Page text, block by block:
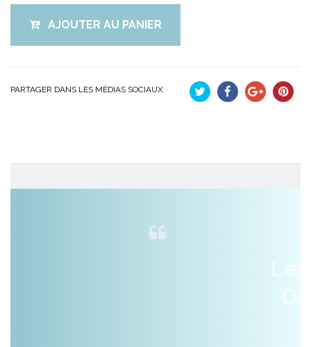
AJOUTER AU PANIER
PARTAGER DANS LES MÉDIAS SOCIAUX